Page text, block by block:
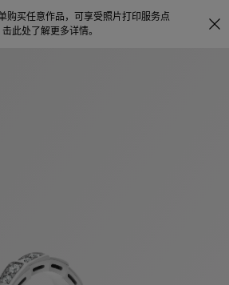
购买任意作品，可享受照片打印服务点
击此处了解更多详情。